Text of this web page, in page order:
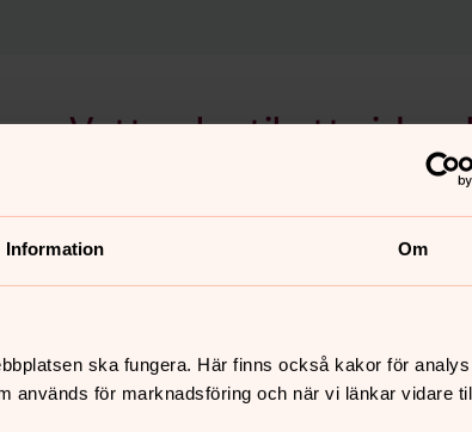
Information Om
ska fungera. Här finns också kakor för
används för marknadsföring och när vi länkar vidare
Vett och etikett vid en
Som gäst har du kommit till
för den döda. Tänk på att ta hänsyn till
som sörjer